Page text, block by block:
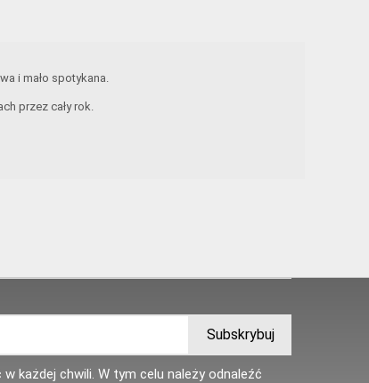
i mało spotykana.
przez cały rok.
każdej chwili. W tym celu należy odnaleźć